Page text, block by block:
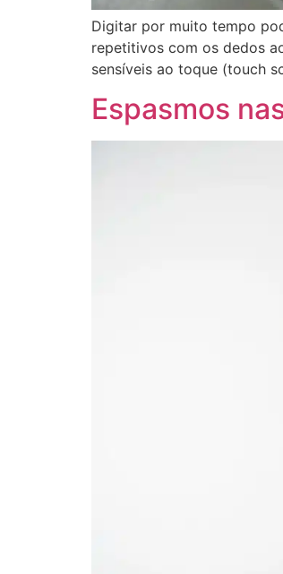
Digitar por muito tempo
repetitivos com os dedos
sensíveis ao toque (touch
Espasmos